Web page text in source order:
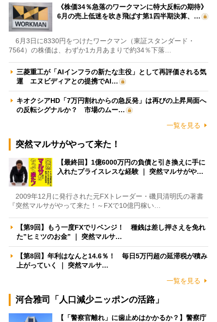
《株価34％急落のワークマンに特大反転の期待》
6月の売上低迷を吹き飛ばす第1四半期決算、…
6月3日に8330円をつけたワークマン（東証スタンダード・
7564）の株価は、わずか1カ月あまりで約34％下落…
三菱重工が「AIインフラの新たな主役」として再評価される気
運 エヌビディアとの提携でAI…
キオクシアHD「7万円割れからの急反発」は再びの上昇局面へ
の反転シグナルか？ 市場のムー…
一覧を見る
突然マルサがやって来た！
【最終回】1億6000万円の負債と引き換えに手に
入れたプライスレスな経験 ｜ 突然マルサがや…
2009年12月に発行された元FXトレーダー・磯貝清明氏の著書
『突然マルサがやって来た！～FXで10億円稼い…
【第9回】もう一度FXでリベンジ！ 種銭は差し押さえを免れ
た”ヒミツのお金” ｜ 突然マルサ…
【第8回】年利はなんと14.6％！ 毎日5万円超の延滞税が積み
上がっていく ｜ 突然マルサ…
一覧を見る
河合雅司「人口減少ニッポンの活路」
【「警察官離れ」に歯止めはかかるか？】警察庁